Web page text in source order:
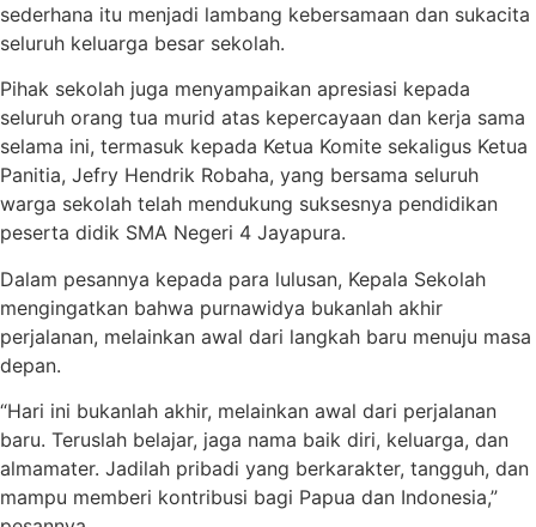
sederhana itu menjadi lambang kebersamaan dan sukacita
seluruh keluarga besar sekolah.
Pihak sekolah juga menyampaikan apresiasi kepada
seluruh orang tua murid atas kepercayaan dan kerja sama
selama ini, termasuk kepada Ketua Komite sekaligus Ketua
Panitia, Jefry Hendrik Robaha, yang bersama seluruh
warga sekolah telah mendukung suksesnya pendidikan
peserta didik SMA Negeri 4 Jayapura.
Dalam pesannya kepada para lulusan, Kepala Sekolah
mengingatkan bahwa purnawidya bukanlah akhir
perjalanan, melainkan awal dari langkah baru menuju masa
depan.
“Hari ini bukanlah akhir, melainkan awal dari perjalanan
baru. Teruslah belajar, jaga nama baik diri, keluarga, dan
almamater. Jadilah pribadi yang berkarakter, tangguh, dan
mampu memberi kontribusi bagi Papua dan Indonesia,”